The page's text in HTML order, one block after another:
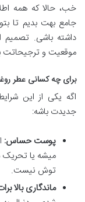
خب، حالا که همه
جامع بهت بدیم تا
داشته باشی. تصمیم
موقعیت و ترجیحاتت
برای چه کسانی عطر
اگه یکی از این
جدیدت باشه:
پوست حساس:
میشه یا تحریک
توش نیست.
ماندگاری بالا